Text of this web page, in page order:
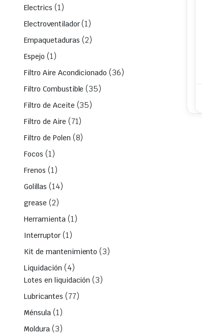
Electrics (1)
Electroventilador (1)
Empaquetaduras (2)
Espejo (1)
Filtro Aire Acondicionado (36)
Filtro Combustible (35)
Filtro de Aceite (35)
Filtro de Aire (71)
Filtro de Polen (8)
Focos (1)
Frenos (1)
Golillas (14)
grease (2)
Herramienta (1)
Interruptor (1)
Kit de mantenimiento (3)
Liquidación (4)
Lotes en liquidación (3)
Lubricantes (77)
Ménsula (1)
Moldura (3)